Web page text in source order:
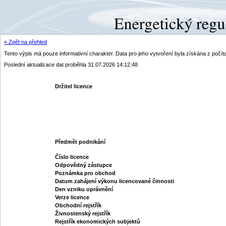
« Zpět na přehled
Tento výpis má pouze informativní charakter. Data pro jeho vytvoření byla získána z
Poslední aktualizace dat proběhla 31.07.2026 14:12:48
Držitel licence
Předmět podnikání
Číslo licence
Odpovědný zástupce
Poznámka pro obchod
Datum zahájení výkonu licencované činnosti
Den vzniku oprávnění
Verze licence
Obchodní rejstřík
Živnostenský rejstřík
Rejstřík ekonomických subjektů